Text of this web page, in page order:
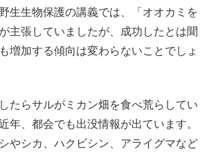
生生物保護の講義では、「オオカミを
主張していましたが、成功したとは聞
増加する傾向は変わらないことでしょ
たらサルがミカン畑を食べ荒らしてい
年、都会でも出没情報が出ています。
やシカ、ハクビシン、アライグマなど